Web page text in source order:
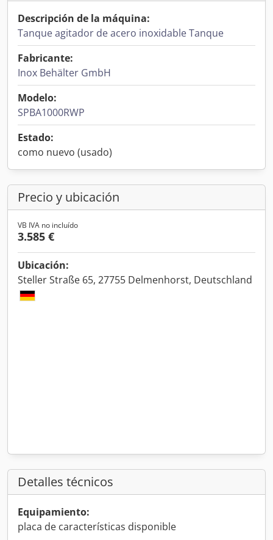
Descripción de la máquina:
Tanque agitador de acero inoxidable Tanque
Fabricante:
Inox Behälter GmbH
Modelo:
SPBA1000RWP
Estado:
como nuevo (usado)
Precio y ubicación
VB IVA no incluído
3.585 €
Ubicación:
Steller Straße 65, 27755 Delmenhorst, Deutschland
Detalles técnicos
Equipamiento:
placa de características disponible